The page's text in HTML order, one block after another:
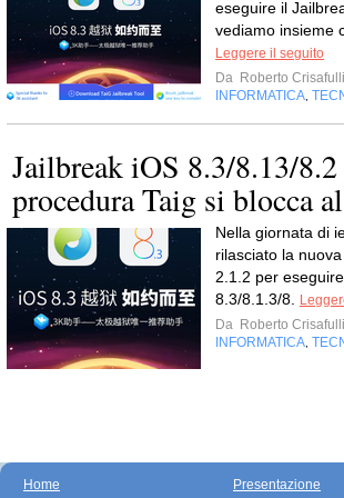
eseguire il
vediamo insieme
Leggere il seguito
Da Roberto Crisafulli
INFORMATICA
Jailbreak iOS 8.3/8.13/
procedura Taig si blocca
Nella giornata di
rilasciato la
2.1.2 per
8.3/8.1.3/8.
Da Roberto Crisafulli
INFORMATICA
Home
Presentazione